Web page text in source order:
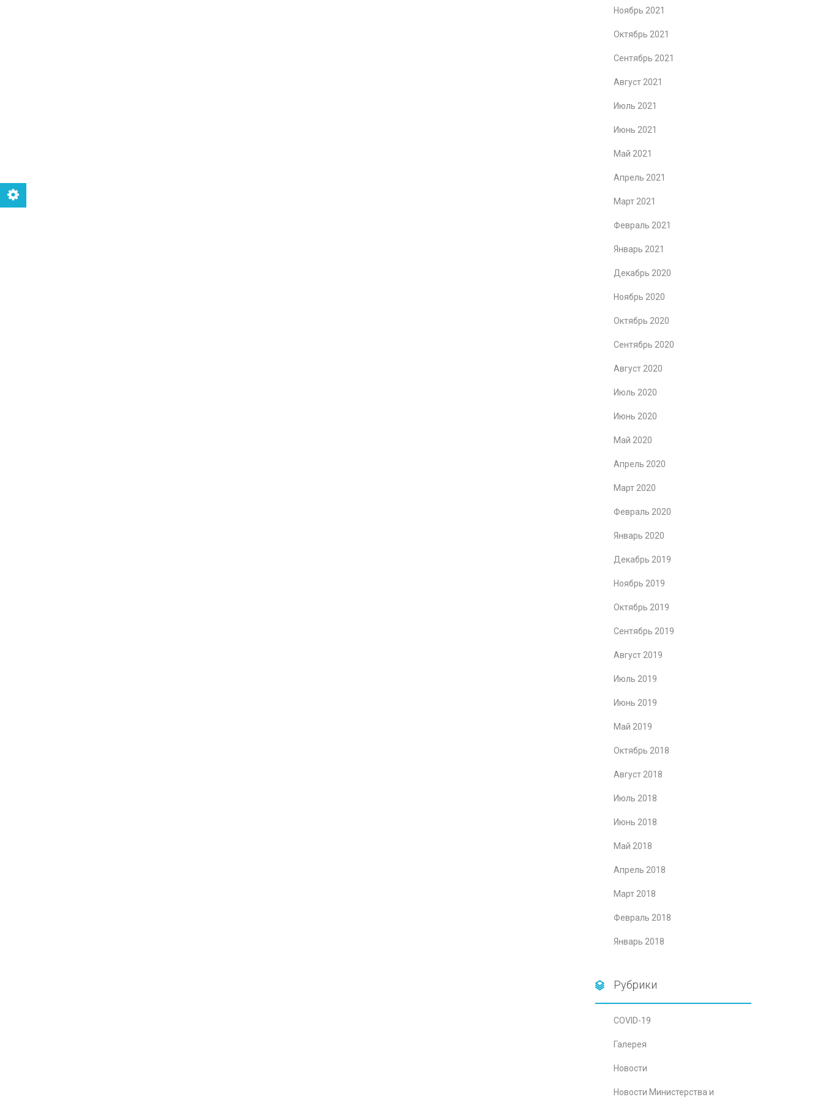
Ноябрь 2021
Октябрь 2021
Сентябрь 2021
Август 2021
Июль 2021
Июнь 2021
Май 2021
Апрель 2021
Март 2021
Февраль 2021
Январь 2021
Декабрь 2020
Ноябрь 2020
Октябрь 2020
Сентябрь 2020
Август 2020
Июль 2020
Июнь 2020
Май 2020
Апрель 2020
Март 2020
Февраль 2020
Январь 2020
Декабрь 2019
Ноябрь 2019
Октябрь 2019
Сентябрь 2019
Август 2019
Июль 2019
Июнь 2019
Май 2019
Октябрь 2018
Август 2018
Июль 2018
Июнь 2018
Май 2018
Апрель 2018
Март 2018
Февраль 2018
Январь 2018
Рубрики
COVID-19
Галерея
Новости
Новости Министерства и